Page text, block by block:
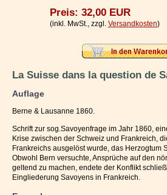
Preis: 32,00 EUR
(inkl. MwSt., zzgl. Versandkosten)
La Suisse dans la question de
Auflage
Berne & Lausanne 1860.
Schrift zur sog.Savoyenfrage im Jahr 1860,
Krise zwischen der Schweiz und Frankreich,
Frankreichs ausgelöst wurde, das Herzogtum
Obwohl Bern versuchte, Ansprüche auf den
geltend zu machen, endete der Konflikt
Eingliederung Savoyens in Frankreich.